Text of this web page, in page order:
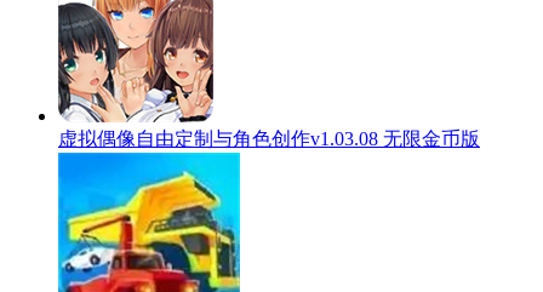
虚拟偶像自由定制与角色创作v1.03.08 无限金币版